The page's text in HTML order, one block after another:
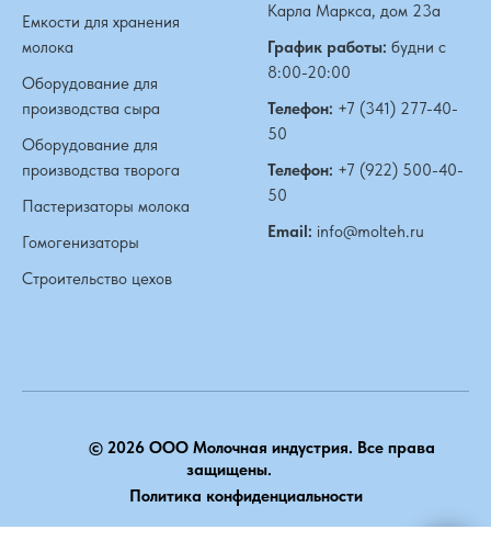
Емкости для хранения
молока
Оборудование для
производства сыра
Оборудование для
производства творога
Пастеризаторы молока
Гомогенизаторы
Строительство цехов
Карла Маркса, дом 23а
График работы: будни с
8:00-20:00
Телефон: +7 (341) 277-40-
50
Телефон: +7 (922) 500-40-
50
Email: info@molteh.ru
© 2026 ООО Молочная индустрия. Все права
защищены.
Политика конфиденциальности